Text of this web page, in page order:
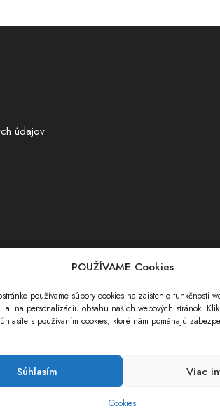
POUŽÍVAME Cookies
používame súbory cookies na zaistenie funkčnosti
aj na personalizáciu obsahu našich webových stránok.
s používaním cookies, ktoré nám pomáhajú
Súhlasím Viac
Cookies
údajov